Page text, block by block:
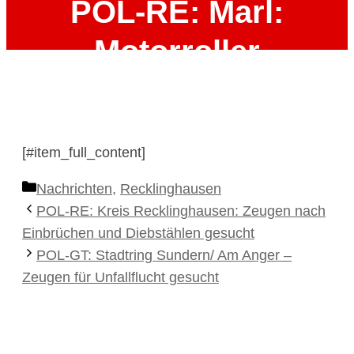
POL-RE: Marl:
Motorroller
Tatzeit!
22. Juni 2026
[#item_full_content]
Kategorien
Nachrichten, Recklinghausen
POL-RE: Kreis Recklinghausen: Zeugen nach
Einbrüchen und Diebstählen gesucht
POL-GT: Stadtring Sundern/ Am Anger –
Zeugen für Unfallflucht gesucht